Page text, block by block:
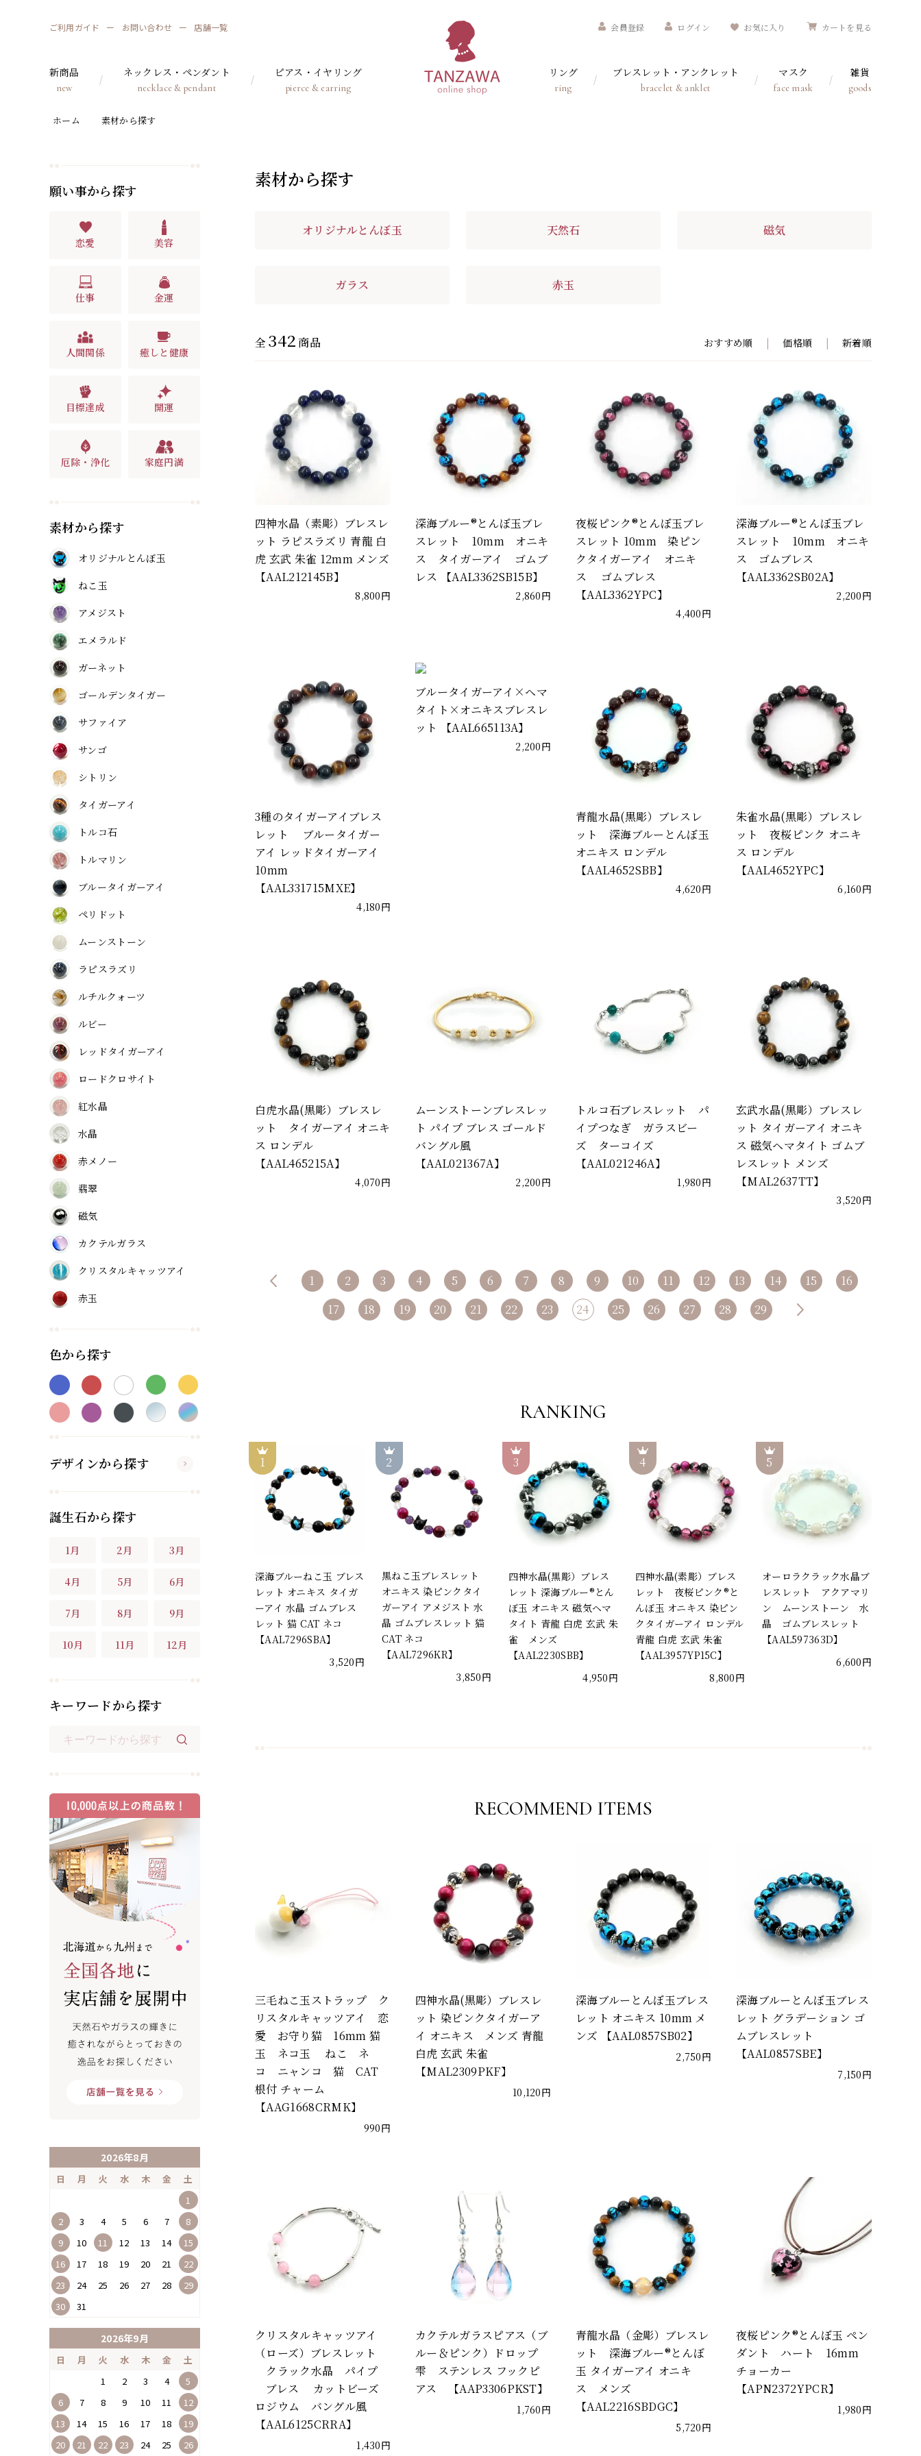
ご利用ガイド お問い合わせ 店舗一覧 会員登録 ログイン お気に入り カートを見る
新商品
new
ネックレス・ペンダント
necklace & pendant
ピアス・イヤリング
pierce & earring
リング
ring
ブレスレット・アンクレット
bracelet & anklet
マスク
face mask
雑貨
goods
ホーム 素材から探す
素材から探す
オリジナルとんぼ玉 天然石 磁気
ガラス 赤玉
全 342商品 おすすめ順 | 価格順 | 新着順
四神水晶（素彫）ブレスレ
ット ラピスラズリ 青龍 白
虎 玄武 朱雀 12mm メンズ
【AAL212145B】
8,800円
深海ブルー®とんぼ玉ブレ
スレット 10mm オニキ
ス タイガーアイ ゴムブ
レス 【AAL3362SB15B】
2,860円
夜桜ピンク®とんぼ玉ブレ
スレット 10mm 染ピン
クタイガーアイ オニキ
ス ゴムブレス
【AAL3362YPC】
4,400円
深海ブルー®とんぼ玉ブレ
スレット 10mm オニキ
ス ゴムブレス
【AAL3362SB02A】
2,200円
3種のタイガーアイブレス
レット ブルータイガー
アイ レッドタイガーアイ
10mm
【AAL331715MXE】
4,180円
ブルータイガーアイ×ヘマ
タイト×オニキスブレスレ
ット 【AAL665113A】
2,200円
青龍水晶(黒彫）ブレスレ
ット 深海ブルーとんぼ玉
オニキス ロンデル
【AAL4652SBB】
4,620円
朱雀水晶(黒彫）ブレスレ
ット 夜桜ピンク オニキ
ス ロンデル
【AAL4652YPC】
6,160円
白虎水晶(黒彫）ブレスレ
ット タイガーアイ オニキ
ス ロンデル
【AAL465215A】
4,070円
ムーンストーンブレスレッ
ト パイプ ブレス ゴールド
バングル風
【AAL021367A】
2,200円
トルコ石ブレスレット パ
イプつなぎ ガラスビー
ズ ターコイズ
【AAL021246A】
1,980円
玄武水晶(黒彫）ブレスレ
ット タイガーアイ オニキ
ス 磁気ヘマタイト ゴムブ
レスレット メンズ
【MAL2637TT】
3,520円
1 2 3 4 5 6 7 8 9 10 11 12 13 14 15
16
17
18 19 20 21 22 23 24 25 26 27 28 29
RANKING
深海ブルーねこ玉 ブレス
レット オニキス タイガ
ーアイ 水晶 ゴムブレス
レット 猫 CAT ネコ
【AAL7296SBA】
3,520円
黒ねこ玉ブレスレット
オニキス 染ピンクタイ
ガーアイ アメジスト 水
晶 ゴムブレスレット 猫
CAT ネコ
【AAL7296KR】
3,850円
四神水晶(黒彫）ブレス
レット 深海ブルー®とん
ぼ玉 オニキス 磁気ヘマ
タイト 青龍 白虎 玄武 朱
雀 メンズ
【AAL2230SBB】
4,950円
四神水晶(素彫）ブレス
レット 夜桜ピンク®と
んぼ玉 オニキス 染ピン
クタイガーアイ ロンデル
青龍 白虎 玄武 朱雀
【AAL3957YP15C】
8,800円
オーロラクラック水晶ブ
レスレット アクアマリ
ン ムーンストーン 水
晶 ゴムブレスレット
【AAL597363D】
6,600円
RECOMMEND ITEMS
三毛ねこ玉ストラップ ク
リスタルキャッツアイ 恋
愛 お守り猫 16mm 猫
玉 ネコ玉 ねこ ネ
コ ニャンコ 猫 CAT
根付 チャーム
【AAG1668CRMK】
990円
四神水晶(黒彫）ブレスレ
ット 染ピンクタイガーア
イ オニキス メンズ 青龍
白虎 玄武 朱雀
【MAL2309PKF】
10,120円
深海ブルーとんぼ玉ブレス
レット オニキス 10mm メ
ンズ 【AAL0857SB02】
2,750円
深海ブルーとんぼ玉ブレス
レット グラデーション ゴ
ムブレスレット
【AAL0857SBE】
7,150円
クリスタルキャッツアイ
（ローズ）ブレスレット
クラック水晶 パイプ
ブレス カットビーズ
ロジウム バングル風
【AAL6125CRRA】
1,430円
カクテルガラスピアス（ブ
ルー＆ピンク）ドロップ
雫 ステンレス フックピ
アス 【AAP3306PKST】
1,760円
青龍水晶（金彫）ブレスレ
ット 深海ブルー®とんぼ
玉 タイガーアイ オニキ
ス メンズ
【AAL2216SBDGC】
5,720円
夜桜ピンク®とんぼ玉 ペン
ダント ハート 16mm
チョーカー
【APN2372YPCR】
1,980円
願い事から探す
恋愛 美容
仕事 金運
人間関係 癒しと健康
目標達成 開運
厄除・浄化 家庭円満
素材から探す
オリジナルとんぼ玉
ねこ玉
アメジスト
エメラルド
ガーネット
ゴールデンタイガー
サファイア
サンゴ
シトリン
タイガーアイ
トルコ石
トルマリン
ブルータイガーアイ
ペリドット
ムーンストーン
ラピスラズリ
ルチルクォーツ
ルビー
レッドタイガーアイ
ロードクロサイト
紅水晶
水晶
赤メノー
翡翠
磁気
カクテルガラス
クリスタルキャッツアイ
赤玉
色から探す
デザインから探す
誕生石から探す
1月 2月 3月
4月 5月 6月
7月 8月 9月
10月 11月 12月
キーワードから探す
2026年8月
日 月 火 水 木 金
土
1
2
3 4 5 6 7
8
9
10 11 12 13 14
15
16
17 18 19 20 21
22
23
24 25 26 27 28
29
30
31
2026年9月
日 月 火 水 木 金
土
1
2 3 4
5
6
7 8 9 10 11
12
13
14 15 16 17 18
19
20
21 22 23 24 25 26